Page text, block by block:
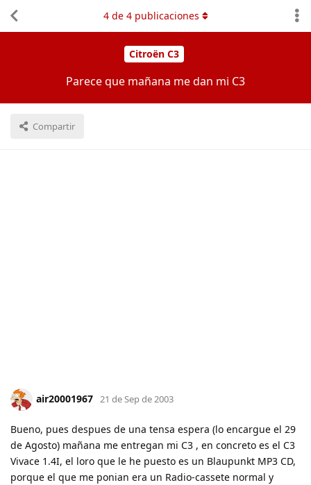
Citroën C3
Parece que mañana me dan mi C3
Compartir
4de 4publicaciones
air20001967 21 de Sep de 2003
Bueno, pues despues de una tensa espera (lo encargue el 29
de Agosto) mañana me entregan mi C3 , en concreto es el C3
Vivace 1.4I, el loro que le he puesto es un Blaupunkt MP3 CD,
porque el que me ponian era un Radio-cassete normal y